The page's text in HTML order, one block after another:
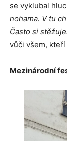
se vyklubal
nohama. V tu
Často si
vůči všem,
Mezinárodní